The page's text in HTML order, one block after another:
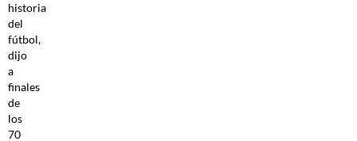
historia
del
fútbol,
dijo
a
finales
de
los
70